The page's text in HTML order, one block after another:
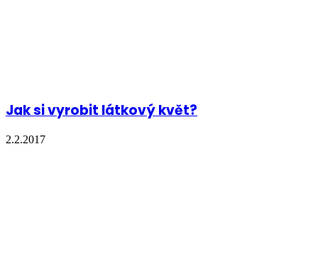
Jak si vyrobit látkový květ?
2.2.2017